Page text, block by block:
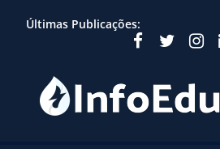
Últimas Publicações: